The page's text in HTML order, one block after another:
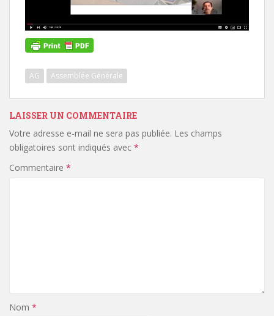
AG Assemblée Générale
LAISSER UN COMMENTAIRE
Votre adresse e-mail ne sera pas publiée. Les champs
obligatoires sont indiqués avec *
Commentaire *
Nom *